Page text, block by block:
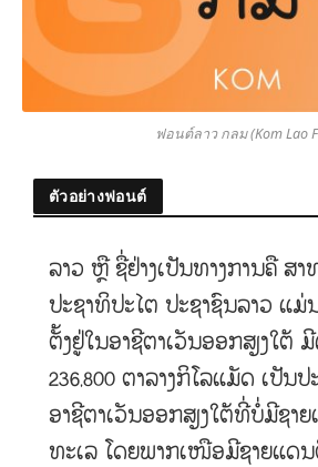
ฟอนต์ลาว กลม (Kom Lao
ตัวอย่างฟอนต์
ລາວ ຫຼື ຊື່ຢ່າງເປັນທາງການຄື ສ
ປະຊາທິປະໄຕ ປະຊາຊົນລາວ ແ
ຕັ້ງຢູ່ໃນອາຊີຕາເວັນອອກສຽງໃ
236,800 ຕາລາງກິໂລແມັດ ເປັນ
ອາຊີຕາເວັນອອກສຽງໃຕ້ທີ່ບໍ່ມີຊາ
ທະເລ ໂດຍພາກເໜືອມີຊາຍແດ